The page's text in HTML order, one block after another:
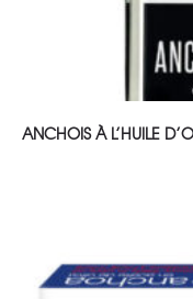
AJOUTER AU PANIER
ANCHOIS À L’HUILE